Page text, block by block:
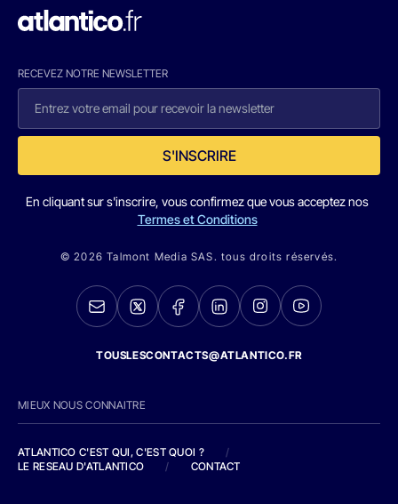
RECEVEZ NOTRE NEWSLETTER
S'INSCRIRE
En cliquant sur s'inscrire, vous confirmez que vous acceptez nos
Termes et Conditions
© 2026 Talmont Media SAS. tous droits réservés.
TOUSLESCONTACTS@ATLANTICO.FR
MIEUX NOUS CONNAITRE
ATLANTICO C'EST QUI, C'EST QUOI ?
/
LE RESEAU D'ATLANTICO
/ CONTACT